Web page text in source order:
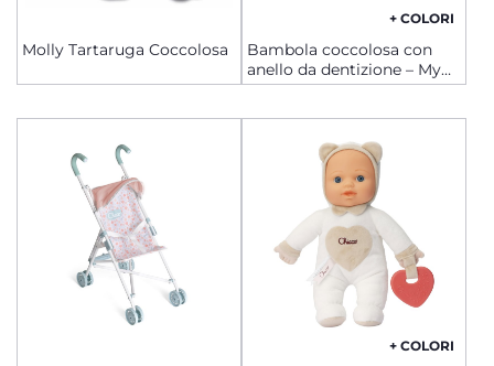
Molly Tartaruga Coccolosa
+ COLORI
Bambola coccolosa con
anello da dentizione – My
First Doll
+ COLORI